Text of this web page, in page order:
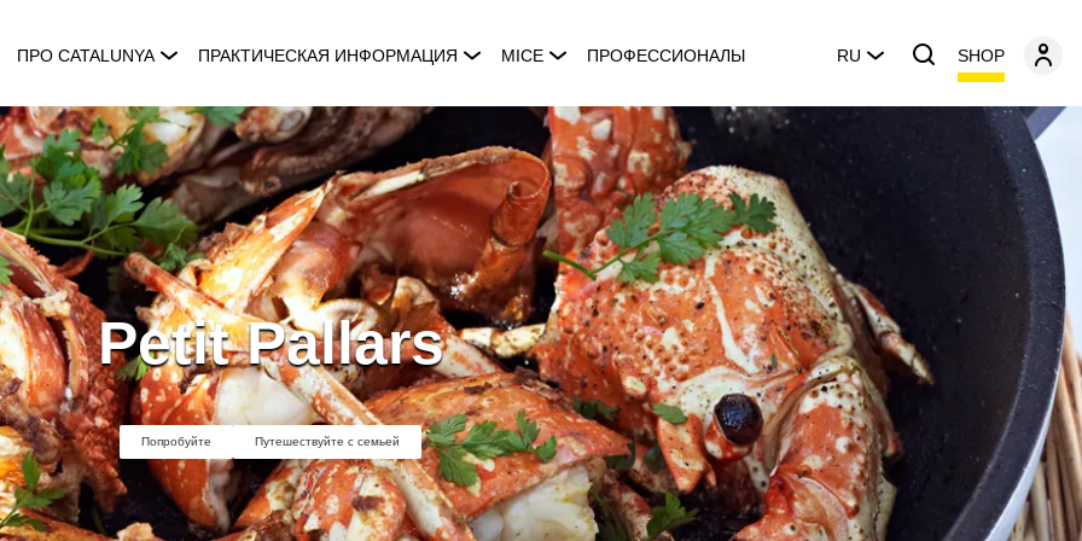
ПРО CATALUNYA ПРАКТИЧЕСКАЯ ИНФОРМАЦИЯ MICE ПРОФЕССИОНАЛЫ RU SHOP
Petit Pallars
Попробуйте Путешествуйте с семьей